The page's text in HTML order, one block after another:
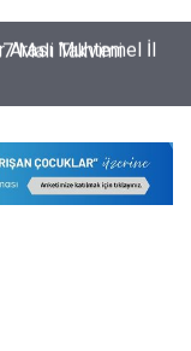
Arası Muhtemel İl